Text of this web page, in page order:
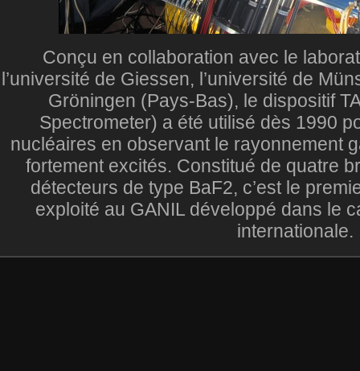
Conçu en collaboration avec le
l’université de Giessen, l’université de
Gröningen (Pays-Bas), le dispositif
Spectrometer) a été utilisé dès 1990
nucléaires en observant le rayonnement
fortement excités. Constitué de quatre
détecteurs de type BaF2, c’est le
exploité au GANIL développé dans le
internationale.